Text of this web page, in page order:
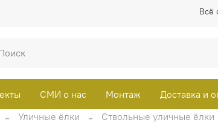
Всё
СМИ о нас Монтаж Доставка и
Уличные ёлки Ствольные уличные ёлки